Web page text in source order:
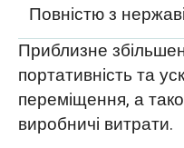
Повністю з
Приблизне
портативність та
переміщення, а
виробничі витрати.